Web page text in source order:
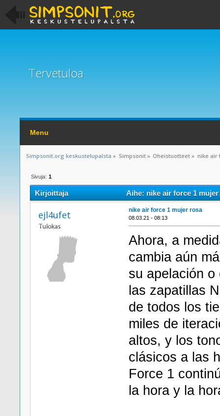
Tervetuloa
Menu
Simpsonit.org keskustelupalsta » Simpsonit» Oheistuotteet » nike air
Sivuja: 1
Kirjoittaja Aihe: nike air force 1
ejl4ufet nike air force 1 mujer rosa
08.03.21 - 08:13
Ahora, a
cambia aún
su apelación
las zapatillas
de todos los
miles de
altos, y los
clásicos a las
Force 1
la hora y la